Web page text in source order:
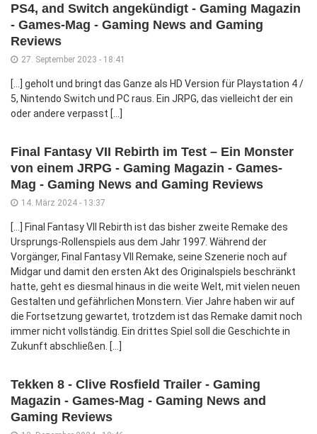
PS4, and Switch angekündigt - Gaming Magazin
- Games-Mag - Gaming News and Gaming
Reviews
27. September 2023 - 18:41
[…] geholt und bringt das Ganze als HD Version für Playstation 4 /
5, Nintendo Switch und PC raus. Ein JRPG, das vielleicht der ein
oder andere verpasst […]
Final Fantasy VII Rebirth im Test – Ein Monster
von einem JRPG - Gaming Magazin - Games-
Mag - Gaming News and Gaming Reviews
14. März 2024 - 13:37
[…] Final Fantasy VII Rebirth ist das bisher zweite Remake des
Ursprungs-Rollenspiels aus dem Jahr 1997. Während der
Vorgänger, Final Fantasy VII Remake, seine Szenerie noch auf
Midgar und damit den ersten Akt des Originalspiels beschränkt
hatte, geht es diesmal hinaus in die weite Welt, mit vielen neuen
Gestalten und gefährlichen Monstern. Vier Jahre haben wir auf
die Fortsetzung gewartet, trotzdem ist das Remake damit noch
immer nicht vollständig. Ein drittes Spiel soll die Geschichte in
Zukunft abschließen. […]
Tekken 8 - Clive Rosfield Trailer - Gaming
Magazin - Games-Mag - Gaming News and
Gaming Reviews